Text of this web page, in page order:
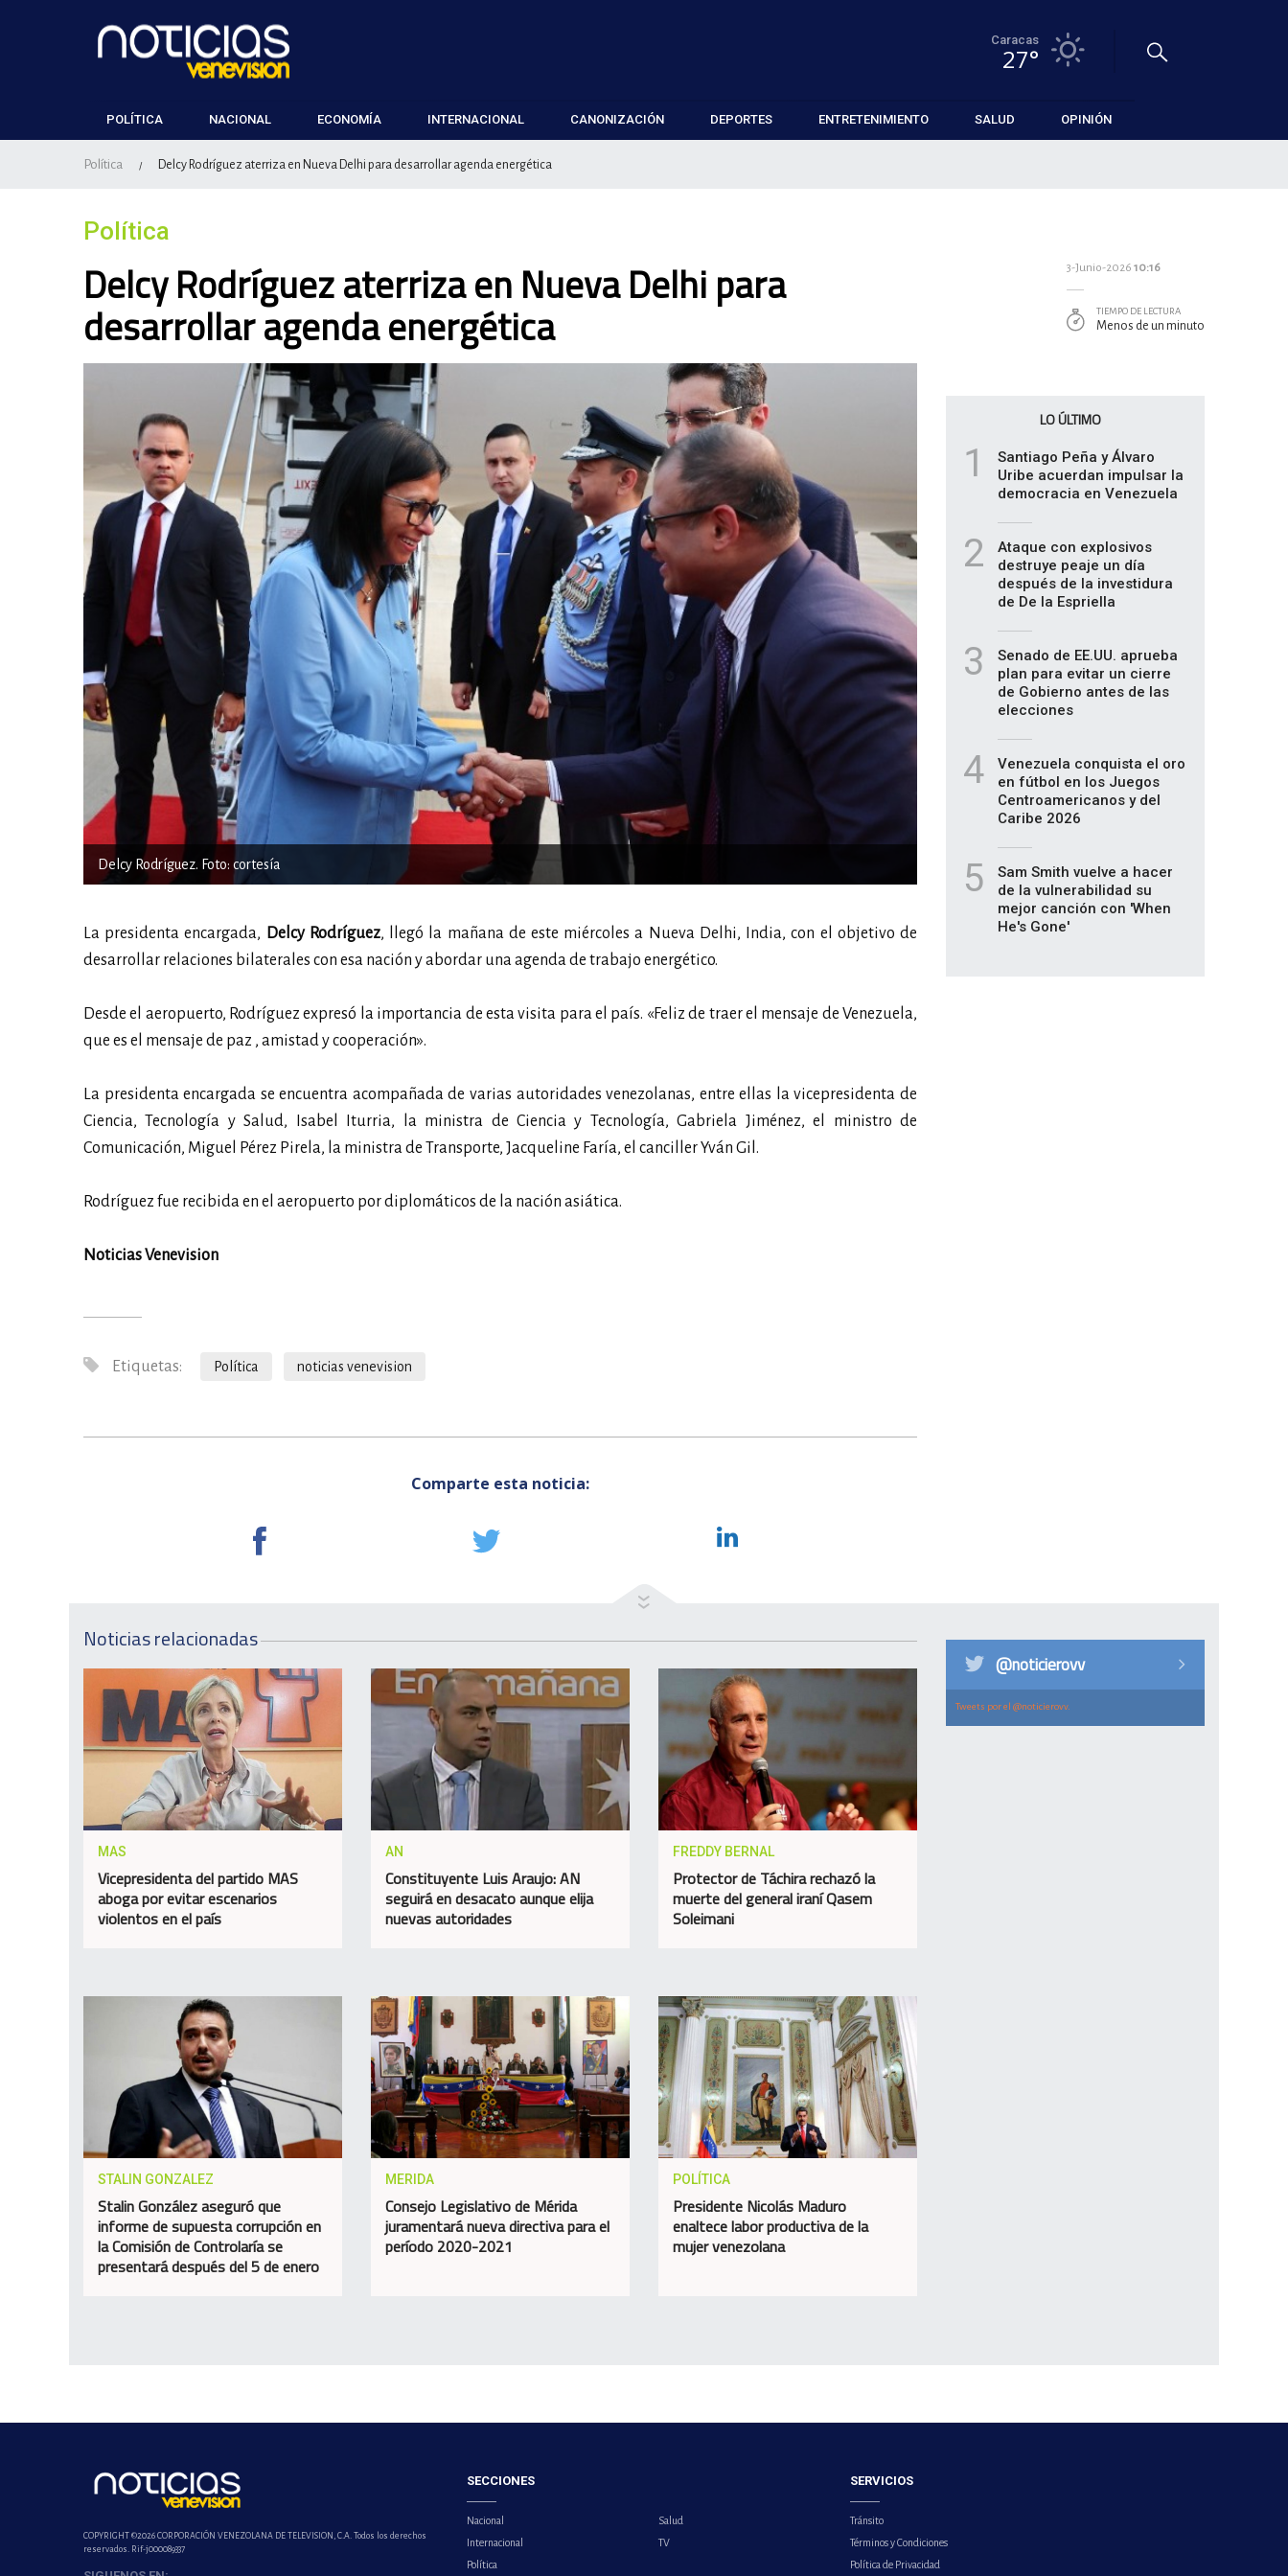
Caracas
27°
POLÍTICA NACIONAL ECONOMÍA INTERNACIONAL CANONIZACIÓN DEPORTES ENTRETENIMIENTO SALUD OPINIÓN
Política / Delcy Rodríguez aterriza en Nueva Delhi para desarrollar agenda energética
Política
Delcy Rodríguez aterriza en Nueva Delhi para
desarrollar agenda energética
Delcy Rodríguez. Foto: cortesía
La presidenta encargada, Delcy Rodríguez, llegó la mañana de este miércoles a Nueva Delhi, India, con el objetivo de
desarrollar relaciones bilaterales con esa nación y abordar una agenda de trabajo energético.
Desde el aeropuerto, Rodríguez expresó la importancia de esta visita para el país. «Feliz de traer el mensaje de Venezuela,
que es el mensaje de paz , amistad y cooperación».
La presidenta encargada se encuentra acompañada de varias autoridades venezolanas, entre ellas la vicepresidenta de
Ciencia, Tecnología y Salud, Isabel Iturria, la ministra de Ciencia y Tecnología, Gabriela Jiménez, el ministro de
Comunicación, Miguel Pérez Pirela, la ministra de Transporte, Jacqueline Faría, el canciller Yván Gil.
Rodríguez fue recibida en el aeropuerto por diplomáticos de la nación asiática.
Noticias Venevision
Etiquetas: Política noticias venevision
Comparte esta noticia:
3-Junio-2026 10:16
TIEMPO DE LECTURA
Menos de un minuto
LO ÚLTIMO
1
Santiago Peña y Álvaro
Uribe acuerdan impulsar la
democracia en Venezuela
2
Ataque con explosivos
destruye peaje un día
después de la investidura
de De la Espriella
3
Senado de EE.UU. aprueba
plan para evitar un cierre
de Gobierno antes de las
elecciones
4
Venezuela conquista el oro
en fútbol en los Juegos
Centroamericanos y del
Caribe 2026
5
Sam Smith vuelve a hacer
de la vulnerabilidad su
mejor canción con 'When
He's Gone'
Noticias relacionadas
MAS
Vicepresidenta del partido MAS
aboga por evitar escenarios
violentos en el país
AN
Constituyente Luis Araujo: AN
seguirá en desacato aunque elija
nuevas autoridades
FREDDY BERNAL
Protector de Táchira rechazó la
muerte del general iraní Qasem
Soleimani
STALIN GONZALEZ
Stalin González aseguró que
informe de supuesta corrupción en
la Comisión de Controlaría se
presentará después del 5 de enero
MERIDA
Consejo Legislativo de Mérida
juramentará nueva directiva para el
período 2020-2021
POLÍTICA
Presidente Nicolás Maduro
enaltece labor productiva de la
mujer venezolana
@noticierovv
Tweets por el @noticierovv.
COPYRIGHT ©2026 CORPORACIÓN VENEZOLANA DE TELEVISION, C.A. Todos los derechos
reservados. Rif-j000089337
SECCIONES
Nacional
Internacional
Política
Salud
TV
SERVICIOS
Tránsito
Términos y Condiciones
Política de Privacidad